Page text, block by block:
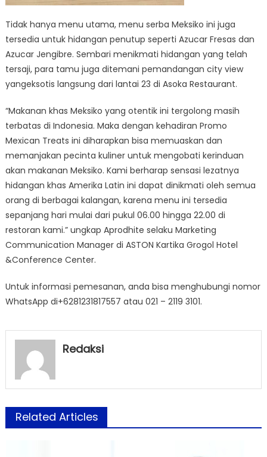
Tidak hanya menu utama, menu serba Meksiko ini juga
tersedia untuk hidangan penutup seperti Azucar Fresas dan
Azucar Jengibre. Sembari menikmati hidangan yang telah
tersaji, para tamu juga ditemani pemandangan city view
yangeksotis langsung dari lantai 23 di Asoka Restaurant.
“Makanan khas Meksiko yang otentik ini tergolong masih
terbatas di Indonesia. Maka dengan kehadiran Promo
Mexican Treats ini diharapkan bisa memuaskan dan
memanjakan pecinta kuliner untuk mengobati kerinduan
akan makanan Meksiko. Kami berharap sensasi lezatnya
hidangan khas Amerika Latin ini dapat dinikmati oleh semua
orang di berbagai kalangan, karena menu ini tersedia
sepanjang hari mulai dari pukul 06.00 hingga 22.00 di
restoran kami.” ungkap Aprodhite selaku Marketing
Communication Manager di ASTON Kartika Grogol Hotel
&Conference Center.
Untuk informasi pemesanan, anda bisa menghubungi nomor
WhatsApp di+6281231817557 atau 021 – 2119 3101.
Redaksi
Related Articles